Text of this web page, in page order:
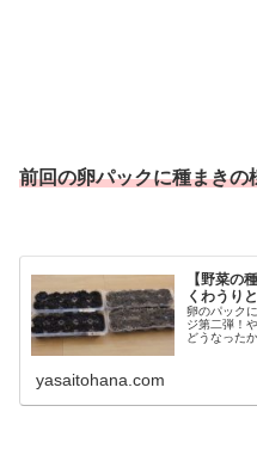
前回の卵パックに種まきの
【野菜の
くわうり
卵のパック
ジ第二弾！
どうなった
yasaitohana.com